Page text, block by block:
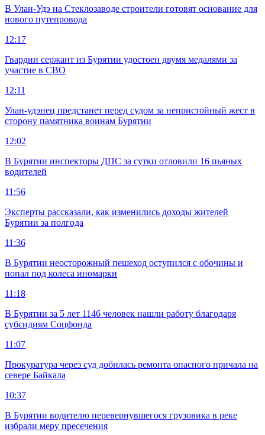
В Улан-Удэ на Стеклозаводе строители готовят основание для
нового путепровода
12:17
Гвардии сержант из Бурятии удостоен двумя медалями за
участие в СВО
12:11
Улан-удэнец предстанет перед судом за непристойный жест в
сторону памятника воинам Бурятии
12:02
В Бурятии инспекторы ДПС за сутки отловили 16 пьяных
водителей
11:56
Эксперты рассказали, как изменились доходы жителей
Бурятии за полгода
11:36
В Бурятии неосторожный пешеход оступился с обочины и
попал под колеса иномарки
11:18
В Бурятии за 5 лет 1146 человек нашли работу благодаря
субсидиям Соцфонда
11:07
Прокуратура через суд добилась ремонта опасного причала на
севере Байкала
10:37
В Бурятии водителю перевернувшегося грузовика в реке
избрали меру пресечения